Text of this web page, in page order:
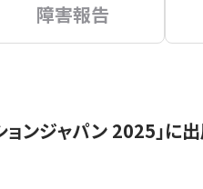
障害報告
ンジャパン 2025」に